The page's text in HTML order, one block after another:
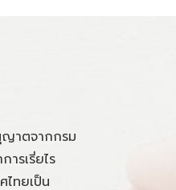
ญาตจากกรม
ารเรี่ยไร
ทยเป็น